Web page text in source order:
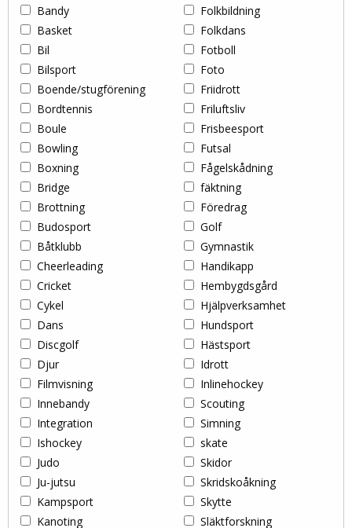
Bandy
Basket
Bil
Bilsport
Boende/stugförening
Bordtennis
Boule
Bowling
Boxning
Bridge
Brottning
Budosport
Båtklubb
Cheerleading
Cricket
Cykel
Dans
Discgolf
Djur
Filmvisning
Folkbildning
Folkdans
Fotboll
Foto
Friidrott
Friluftsliv
Frisbeesport
Futsal
Fågelskådning
fäktning
Föredrag
Golf
Gymnastik
Handikapp
Hembygdsgård
Hjälpverksamhet
Hundsport
Hästsport
Idrott
Inlinehockey
Innebandy
Integration
Ishockey
Judo
Ju-jutsu
Kampsport
Kanoting
Scouting
Simning
skate
Skidor
Skridskoåkning
Skytte
Släktforskning